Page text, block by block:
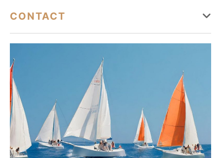
Le 10 octobre
Samedi Ouvert
Samedi 10 octobre 2026.
CONTACT
http://www.sn-bandol.com